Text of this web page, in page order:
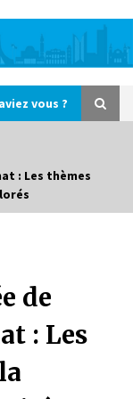
vous ?
décès et 243
un deuxième
Sablettes : Mis en
: Les thèmes
de
: Les